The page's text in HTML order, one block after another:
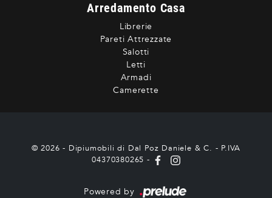
Arredamento Casa
Librerie
Pareti Attrezzate
Salotti
Letti
Armadi
Camerette
© 2026 - Dipiumobili di Dal Poz Daniele & C. - P.IVA
04370380265 -
Powered by